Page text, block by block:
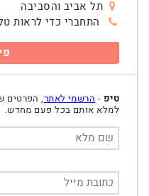
תל אביב והסביבה
התחברי כדי לראות
טיפ - הרשמי לאתר, הפרטים
למלא אותם בכל פעם מחדש.